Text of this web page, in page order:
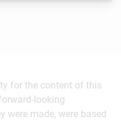
for the content of this
looking
were made, were based